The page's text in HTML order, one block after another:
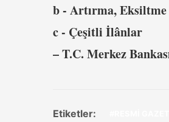
b - Artırma,
c - Çeşitli İlânlar
– T.C. Merkez
Etiketler: